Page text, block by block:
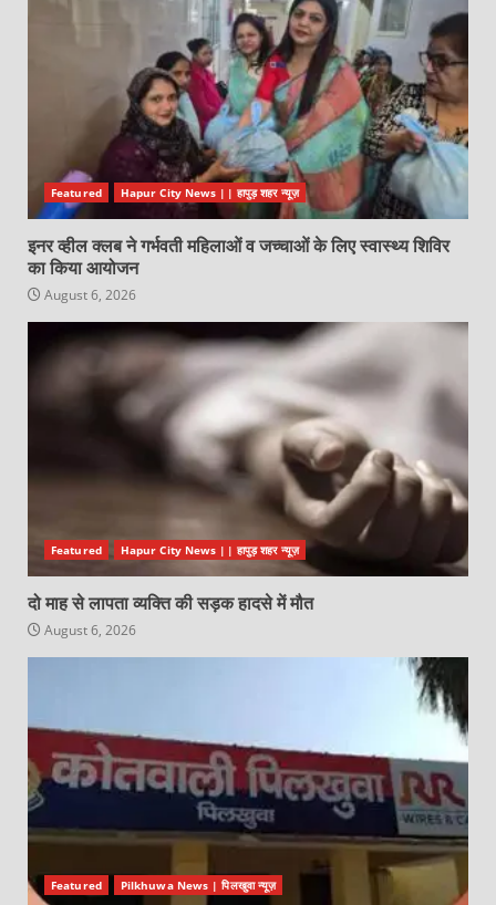
Featured Hapur City News || हापुड़ शहर न्यूज़
इनर व्हील क्लब ने गर्भवती महिलाओं व जच्चाओं के लिए स्वास्थ्य शिविर
का किया आयोजन
August 6, 2026
Featured Hapur City News || हापुड़ शहर न्यूज़
दो माह से लापता व्यक्ति की सड़क हादसे में मौत
August 6, 2026
Featured Pilkhuwa News | पिलखुवा न्यूज़